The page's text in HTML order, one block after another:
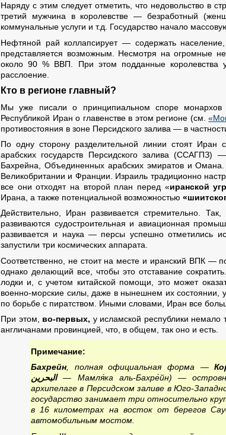
Наряду с этим следует отметить, что недовольство в
третий мужчина в королевстве — безработный
коммунальные услуги и т.д. Государство начало
Нефтяной рай коллапсирует — содержать
представляется возможным. Несмотря на огромные
около 90 % ВВП. При этом подданные королевства
расслоение.
Кто в регионе главный?
Мы уже писали о принципиальном споре монархов
Республикой Иран о главенстве в этом регионе (см.
противостояния в зоне Персидского залива — в
По одну сторону разделительной линии стоят
арабских государств Персидского залива (ССАГПЗ)
Бахрейна, Объединенных арабских эмиратов и
Великобритании и Франции. Израиль традиционно
все они отходят на второй план перед «иранской
Ирана, а также потенциальной возможностью
Действительно, Иран развивается стремительно.
развиваются судостроительная и авиационная
развивается и наука — персы успешно отметились
запустили три космических аппарата.
Соответственно, не стоит на месте и иранский ВПК —
однако делающий все, чтобы это отставание
лодки и, с учетом китайской помощи, это может
военно-морские силы, даже в нынешнем их состоянии,
по борьбе с пиратством. Иными словами, Иран все
При этом, во-первых, у исламской республики немало
англичанами провинцией, что, в общем, так оно и есть.
Примечание:
Бахрейн, полная официальная форма —
البحرين — Мамля́ка аль-Бахре́йн) —
архипелаге в Персидском заливе в Юго-
государство занимает три относительно
в 16 километрах на восток от берегов
автомобильным мостом.